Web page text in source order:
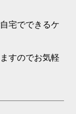
宅でできるケ
すのでお気軽